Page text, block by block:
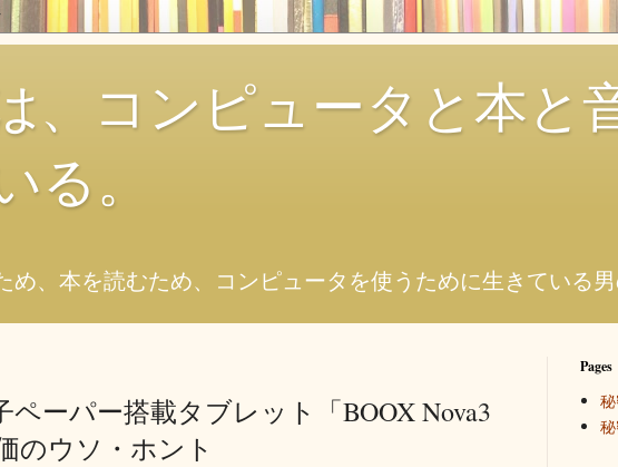
、コンピュータと本と
る。
め、本を読むため、コンピュータを使うために生きている男
ペーパー搭載タブレット「BOOX Nova3
のウソ・ホント
Pages